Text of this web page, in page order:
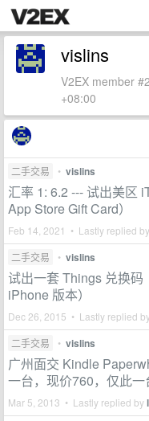
vislins
V2EX member
+08:00
二手交易 • vislins
汇率 1: 6.2 --- 试出美区
App Store Gift Card）
Feb 14, 2021 • Lastly replied by
二手交易 • vislins
试出一套 Things 兑换
iPhone 版本）
Dec 26, 2015 • Lastly replied
二手交易 • vislins
广州面交 Kindle
一台，现价760，仅此一
Mar 5, 2013 • Lastly replied by